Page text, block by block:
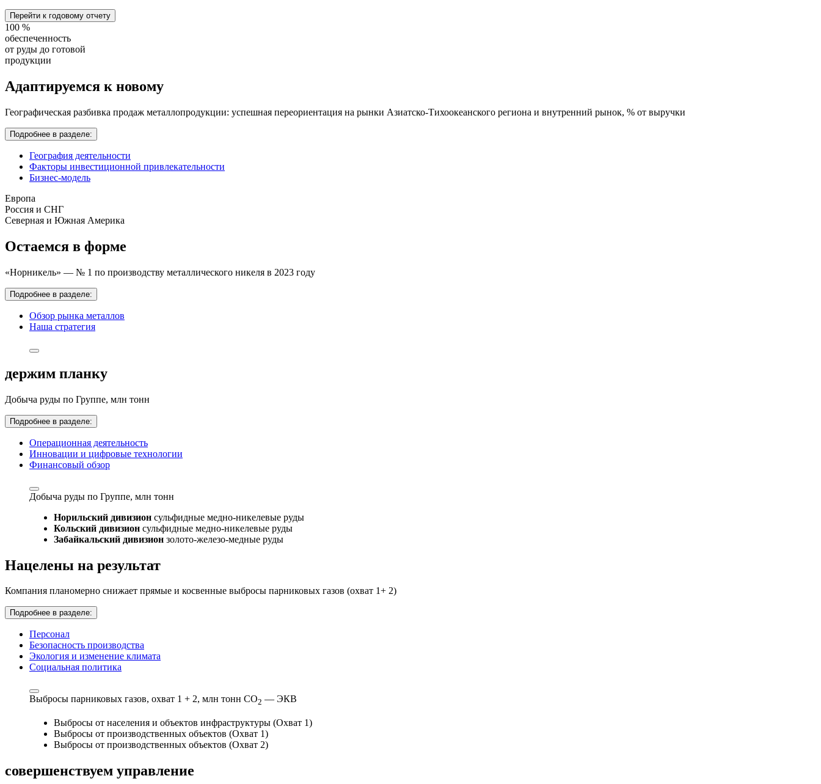
Перейти к годовому отчету
100 %
обеспеченность
от руды до готовой
продукции
Адаптируемся к новому
Географическая разбивка продаж металлопродукции: успешная переориентация на рынки Азиатско-Тихоокеанского региона и внутренний рынок, % от выручки
Подробнее в разделе:
География деятельности
Факторы инвестиционной привлекательности
Бизнес-модель
Европа
Россия и СНГ
Северная и Южная Америка
Остаемся в форме
«Норникель» — № 1 по производству металлического никеля в 2023 году
Подробнее в разделе:
Обзор рынка металлов
Наша стратегия
держим планку
Добыча руды по Группе, млн тонн
Подробнее в разделе:
Операционная деятельность
Инновации и цифровые технологии
Финансовый обзор
Добыча руды по Группе, млн тонн
Норильский дивизион сульфидные медно-никелевые руды
Кольский дивизион сульфидные медно-никелевые руды
Забайкальский дивизион золото-железо-медные руды
Нацелены на результат
Компания планомерно снижает прямые и косвенные выбросы парниковых газов (охват 1+ 2)
Подробнее в разделе:
Персонал
Безопасность производства
Экология и изменение климата
Социальная политика
Выбросы парниковых газов, охват 1 + 2, млн тонн СО2 — ЭКВ
Выбросы от населения и объектов инфраструктуры (Охват 1)
Выбросы от производственных объектов (Охват 1)
Выбросы от производственных объектов (Охват 2)
совершенствуем управление